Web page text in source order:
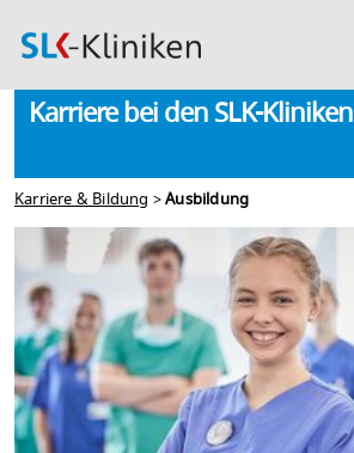
Karriere bei den SLK-Kliniken
Karriere & Bildung >Ausbildung